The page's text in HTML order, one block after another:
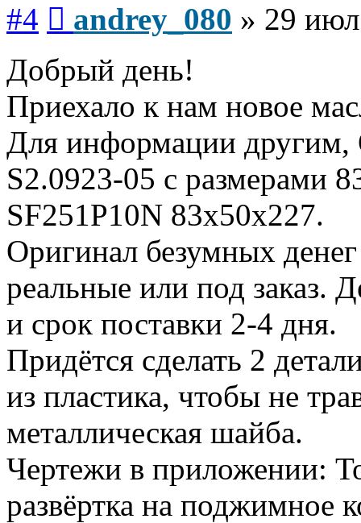
#4 andrey_080 » 29
Добрый день!
Приехало к нам новое
Для информации
S2.0923-05 с размерами
SF251P10N 83х50х227.
Оригинал безумных
реальные или под заказ.
и срок поставки 2-4 дня.
Придётся сделать 2
из пластика, чтобы не
металлическая шайба.
Чертежи в приложении:
развёртка на поджимное